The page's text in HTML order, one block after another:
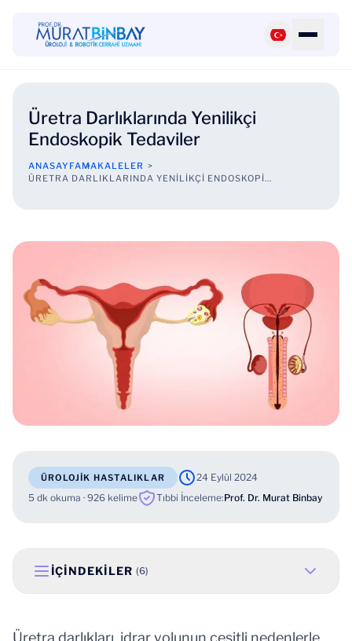
Üretra Darlıklarında Yenilikçi
Endoskopik Tedaviler
ANASAYFAMAKALELER
ÜRETRA DARLIKLARINDA YENILIKÇI ENDOSKOPI...
ÜROLOJIK HASTALIKLAR
24 Eylül 2024
5 dk okuma · 926 kelime
Tıbbi İnceleme:Prof. Dr. Murat Binbay
İÇINDEKILER (6)
Üretra darlıkları, idrar yolunun çeşitli nedenlerle